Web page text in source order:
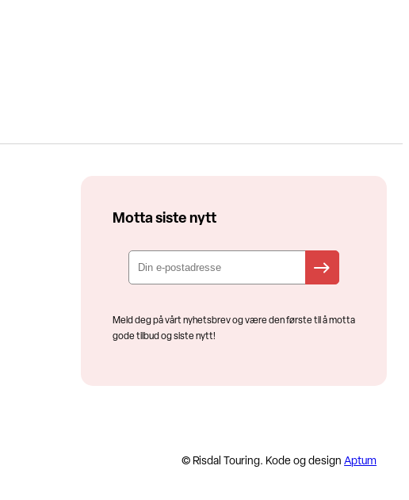
Motta siste nytt
Meld deg på vårt nyhetsbrev og være den første til å motta
gode tilbud og siste nytt!
© Risdal Touring. Kode og designAptum